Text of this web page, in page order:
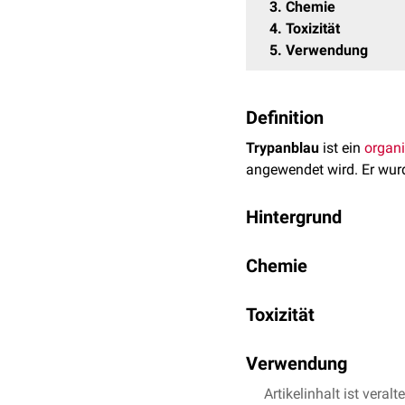
3 Chemie
4 Toxizität
5 Verwendung
Definition
Trypanblau ist ein
angewendet wird. Er
Hintergrund
sodass lediglich
Chemie
Massevon 960,82 g/mol.
Toxizität
Verwendung
Trypanblau wird unter
Artikelinhalt ist